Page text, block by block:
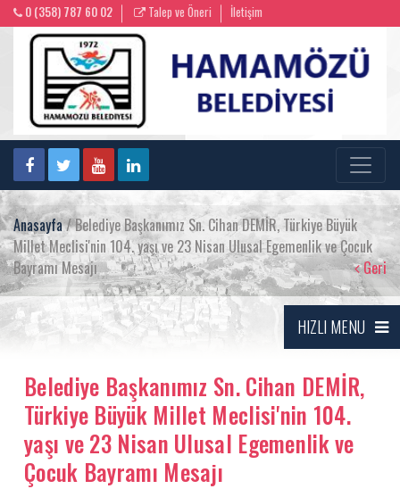
0 (358) 787 60 02 Talep ve Öneri İletişim
Anasayfa/ Belediye Başkanımız Sn. Cihan DEMİR, Türkiye Büyük
Millet Meclisi'nin 104. yaşı ve 23 Nisan Ulusal Egemenlik ve Çocuk
Bayramı Mesajı
Geri
HIZLI MENU
Belediye Başkanımız Sn. Cihan DEMİR,
Türkiye Büyük Millet Meclisi'nin 104.
yaşı ve 23 Nisan Ulusal Egemenlik ve
Çocuk Bayramı Mesajı